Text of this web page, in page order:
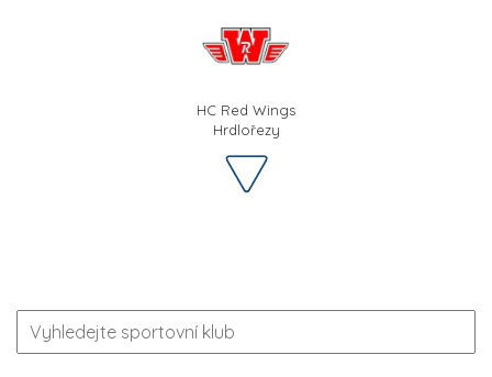
HC Red Wings
Hrdlořezy